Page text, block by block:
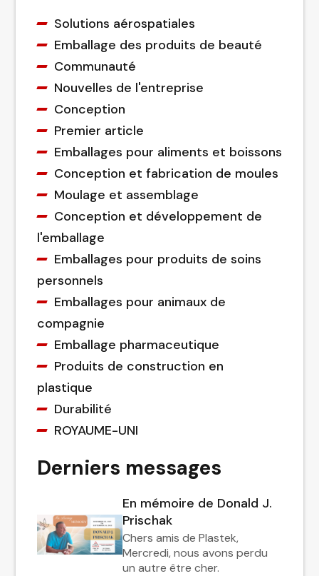
Solutions aérospatiales
Emballage des produits de beauté
Communauté
Nouvelles de l'entreprise
Conception
Premier article
Emballages pour aliments et boissons
Conception et fabrication de moules
Moulage et assemblage
Conception et développement de
l'emballage
Emballages pour produits de soins
personnels
Emballages pour animaux de
compagnie
Emballage pharmaceutique
Produits de construction en
plastique
Durabilité
ROYAUME-UNI
Derniers messages
En mémoire de Donald J.
Prischak
Chers amis de Plastek,
Mercredi, nous avons perdu
un autre être cher.